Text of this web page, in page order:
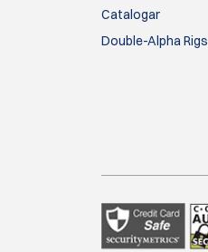
Catalogar
Double-Alpha Rigs